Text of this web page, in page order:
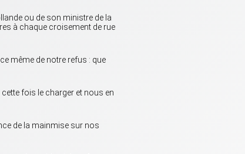
ou de son ministre de la
à chaque croisement de rue
même de notre refus : que
fois le charger et nous en
de la mainmise sur nos